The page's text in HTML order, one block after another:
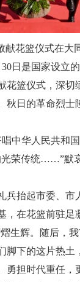
献花篮仪式在
日是国家设
篮仪式，深
日的革命烈
中华人民共和
荣传统……”
抬起市委、
在花篮前驻
生辉。随后，
下的这片热
担时代重任